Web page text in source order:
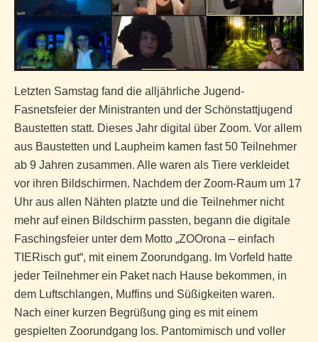
Letzten Samstag fand die alljährliche Jugend-
Fasnetsfeier der Ministranten und der Schönstattjugend
Baustetten statt. Dieses Jahr digital über Zoom. Vor allem
aus Baustetten und Laupheim kamen fast 50 Teilnehmer
ab 9 Jahren zusammen. Alle waren als Tiere verkleidet
vor ihren Bildschirmen. Nachdem der Zoom-Raum um 17
Uhr aus allen Nähten platzte und die Teilnehmer nicht
mehr auf einen Bildschirm passten, begann die digitale
Faschingsfeier unter dem Motto „ZOOrona – einfach
TIERisch gut“, mit einem Zoorundgang. Im Vorfeld hatte
jeder Teilnehmer ein Paket nach Hause bekommen, in
dem Luftschlangen, Muffins und Süßigkeiten waren.
Nach einer kurzen Begrüßung ging es mit einem
gespielten Zoorundgang los. Pantomimisch und voller